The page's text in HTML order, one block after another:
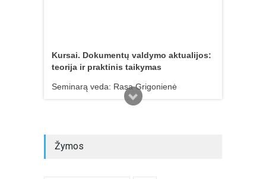
Kursai. Dokumentų valdymo aktualijos:
teorija ir praktinis taikymas
Seminarą veda: Rasa Grigonienė
Žymos